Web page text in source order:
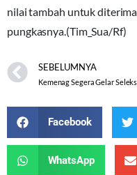
nilai tambah untuk
pungkasnya.(Tim_Sua/Rf)
SEBELUMNYA
Facebook
WhatsApp